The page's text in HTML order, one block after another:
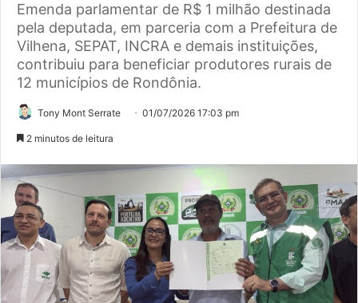
Emenda parlamentar de R$ 1 milhão destinada
pela deputada, em parceria com a Prefeitura de
Vilhena, SEPAT, INCRA e demais instituições,
contribuiu para beneficiar produtores rurais de
12 municípios de Rondônia.
Tony Mont Serrate 01/07/2026 17:03 pm
2 minutos de leitura